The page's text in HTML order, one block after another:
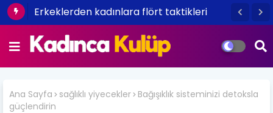
Erkeklerden kadınlara flört taktikleri
Ana Sayfa sağlıklı yiyecekler Bağışıklık sisteminizi detoksla
güçlendirin